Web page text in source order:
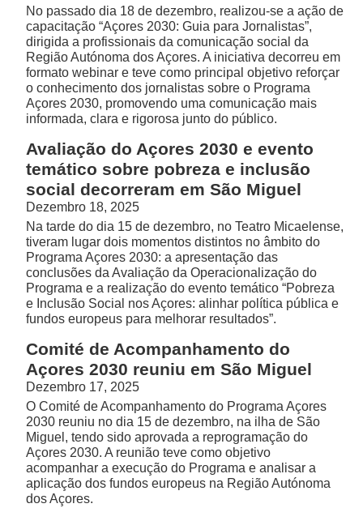
No passado dia 18 de dezembro, realizou-se a ação de
capacitação “Açores 2030: Guia para Jornalistas”,
dirigida a profissionais da comunicação social da
Região Autónoma dos Açores. A iniciativa decorreu em
formato webinar e teve como principal objetivo reforçar
o conhecimento dos jornalistas sobre o Programa
Açores 2030, promovendo uma comunicação mais
informada, clara e rigorosa junto do público.
Avaliação do Açores 2030 e evento
temático sobre pobreza e inclusão
social decorreram em São Miguel
Dezembro 18, 2025
Na tarde do dia 15 de dezembro, no Teatro Micaelense,
tiveram lugar dois momentos distintos no âmbito do
Programa Açores 2030: a apresentação das
conclusões da Avaliação da Operacionalização do
Programa e a realização do evento temático “Pobreza
e Inclusão Social nos Açores: alinhar política pública e
fundos europeus para melhorar resultados”.
Comité de Acompanhamento do
Açores 2030 reuniu em São Miguel
Dezembro 17, 2025
O Comité de Acompanhamento do Programa Açores
2030 reuniu no dia 15 de dezembro, na ilha de São
Miguel, tendo sido aprovada a reprogramação do
Açores 2030. A reunião teve como objetivo
acompanhar a execução do Programa e analisar a
aplicação dos fundos europeus na Região Autónoma
dos Açores.